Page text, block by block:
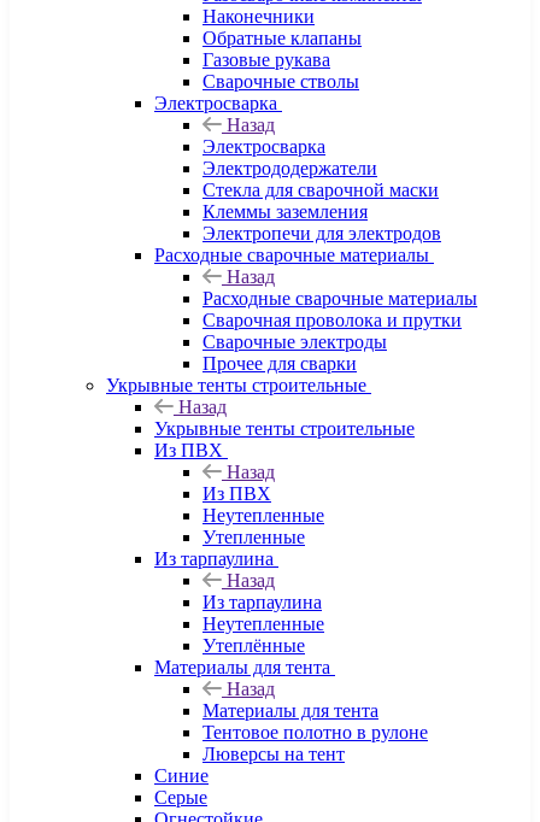
Наконечники
Обратные клапаны
Газовые рукава
Сварочные стволы
Электросварка
Назад
Электросварка
Электрододержатели
Стекла для сварочной маски
Клеммы заземления
Электропечи для электродов
Расходные сварочные материалы
Назад
Расходные сварочные материалы
Сварочная проволока и прутки
Сварочные электроды
Прочее для сварки
Укрывные тенты строительные
Назад
Укрывные тенты строительные
Из ПВХ
Назад
Из ПВХ
Неутепленные
Утепленные
Из тарпаулина
Назад
Из тарпаулина
Неутепленные
Утеплённые
Материалы для тента
Назад
Материалы для тента
Тентовое полотно в рулоне
Люверсы на тент
Синие
Серые